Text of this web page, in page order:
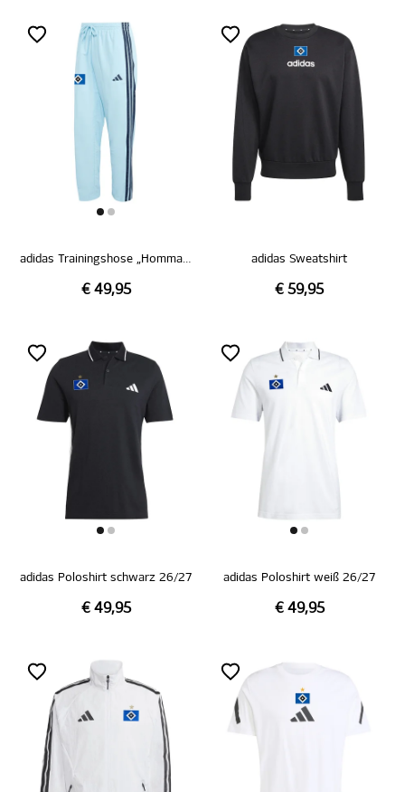
adidas Trainingshose „Hommage Pokalsieg 1976“
€ 49,95
adidas Sweatshirt
€ 59,95
adidas Poloshirt schwarz 26/27
€ 49,95
adidas Poloshirt weiß 26/27
€ 49,95